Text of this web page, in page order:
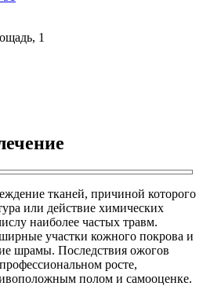
1
тканей, причиной которого
или действие химических
наиболее частых травм.
участки кожного покрова и
шрамы. Последствия ожогов
росте,
полом и самооценке.